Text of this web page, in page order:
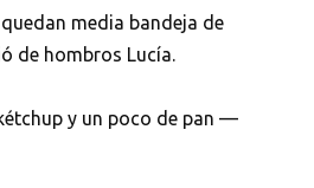
media bandeja de
de hombros Lucía.
y un poco de pan —